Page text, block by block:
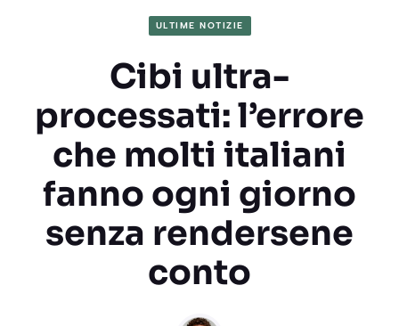
ULTIME NOTIZIE
Cibi ultra-
processati: l’errore
che molti italiani
fanno ogni giorno
senza rendersene
conto